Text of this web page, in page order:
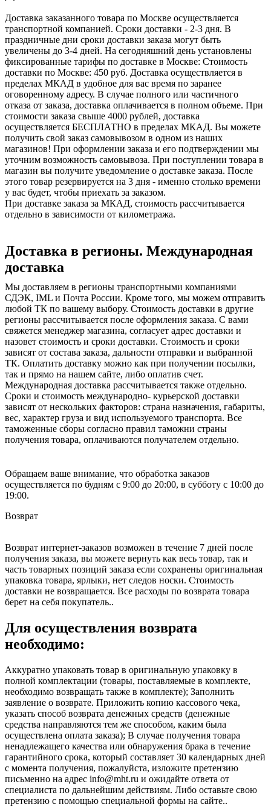
Доставка заказанного товара по Москве осуществляется
транспортной компанией. Сроки доставки - 2-3 дня. В
праздничные дни сроки доставки заказа могут быть
увеличены до 3-4 дней. На сегодняшний день установлены
фиксированные тарифы по доставке в Москве: Стоимость
доставки по Москве: 450 руб. Доставка осуществляется в
пределах МКАД в удобное для вас время по заранее
оговоренному адресу. В случае полного или частичного
отказа от заказа, доставка оплачивается в полном объеме. При
стоимости заказа свыше 4000 рублей, доставка
осуществляется БЕСПЛАТНО в пределах МКАД. Вы можете
получить свой заказ самовывозом в одном из наших
магазинов! При оформлении заказа и его подтверждении мы
уточним возможность самовывоза. При поступлении товара в
магазин вы получите уведомление о доставке заказа. После
этого товар резервируется на 3 дня - именно столько времени
у вас будет, чтобы приехать за заказом.
При доставке заказа за МКАД, стоимость рассчитывается
отдельно в зависимости от километража.
Доставка в регионы. Международная
доставка
Мы доставляем в регионы транспортными компаниями
СДЭК, IML и Почта России. Кроме того, мы можем отправить
любой ТК по вашему выбору. Стоимость доставки в другие
регионы рассчитывается после оформления заказа. С вами
свяжется менеджер магазина, согласует адрес доставки и
назовет стоимость и сроки доставки. Стоимость и сроки
зависят от состава заказа, дальности отправки и выбранной
ТК. Оплатить доставку можно как при получении посылки,
так и прямо на нашем сайте, либо оплатив счет.
Международная доставка рассчитывается также отдельно.
Сроки и стоимость международно- курьерской доставки
зависят от нескольких факторов: страна назначения, габариты,
вес, характер груза и вид используемого транспорта. Все
таможенные сборы согласно правил таможни страны
получения товара, оплачиваются получателем отдельно.
Обращаем ваше внимание, что обработка заказов
осуществляется по будням с 9:00 до 20:00, в субботу с 10:00 до
19:00.
Возврат
Возврат интернет-заказов возможен в течение 7 дней после
получения заказа, вы можете вернуть как весь товар, так и
часть товарных позиций заказа если сохранены оригинальная
упаковка товара, ярлыки, нет следов носки. Стоимость
доставки не возвращается. Все расходы по возврата товара
берет на себя покупатель..
Для осуществления возврата
необходимо:
Аккуратно упаковать товар в оригинальную упаковку в
полной комплектации (товары, поставляемые в комплекте,
необходимо возвращать также в комплекте); Заполнить
заявление о возврате. Приложить копию кассового чека,
указать способ возврата денежных средств (денежные
средства направляются тем же способом, каким была
осуществлена оплата заказа); В случае получения товара
ненадлежащего качества или обнаружения брака в течение
гарантийного срока, который составляет 30 календарных дней
с момента получения, пожалуйста, изложите претензию
письменно на адрес info@mht.ru и ожидайте ответа от
специалиста по дальнейшим действиям. Либо оставьте свою
претензию с помощью специальной формы на сайте..